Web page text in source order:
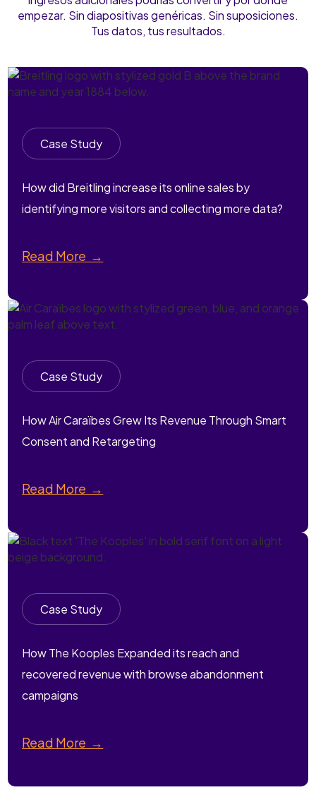
empezar. Sin diapositivas genéricas. Sin suposiciones.
Tus datos, tus resultados.
Case Study
How did Breitling increase its online sales by
identifying more visitors and collecting more data?
Read More →
Case Study
How Air Caraïbes Grew Its Revenue Through Smart
Consent and Retargeting
Read More →
Case Study
How The Kooples Expanded its reach and
recovered revenue with browse abandonment
campaigns
Read More →